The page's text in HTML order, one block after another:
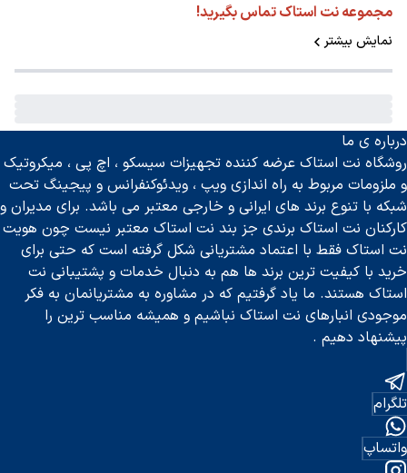
مجموعه نت استاک تماس بگیرید!
نمایش بیشتر
درباره ی ما
روشگاه نت استاک عرضه کننده تجهیزات سیسکو ، اچ پی ، میکروتیک
و ملزومات مربوط به راه اندازی ویپ ، ویدئوکنفرانس و پیجینگ تحت
شبکه با تنوع برند های ایرانی و خارجی معتبر می باشد. برای مدیران و
کارکنان نت استاک برندی جز بند نت استاک معتبر نیست چون هویت
نت استاک فقط با اعتماد مشتریانی شکل گرفته است که حتی برای
خرید با کیفیت ترین برند ها هم به دنبال خدمات و پشتیبانی نت
استاک هستند. ما یاد گرفتیم که در مشاوره به مشتریانمان به فکر
موجودی انبارهای نت استاک نباشیم و همیشه مناسب ترین را
پیشنهاد دهیم .
تلگرام
واتساپ